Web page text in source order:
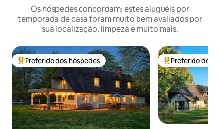
Os hóspedes concordam: estes aluguéis por
temporada de casa foram muito bem avaliados por
sua localização, limpeza e muito mais.
Entre os melhores preferidos dos hóspedes
Preferido dos hóspedes Entre os
Preferido dos